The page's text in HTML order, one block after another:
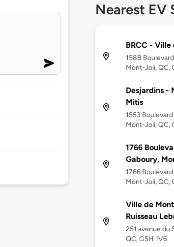
Nearest EV
BRCC -
1588
Mont-Joli, QC,
Desjardins -
Mitis
1553
Mont-Joli, QC,
1766
Gaboury,
1766
Mont-Joli, QC,
Ville de
Ruisseau
251 avenue du
QC, G5H 1V6